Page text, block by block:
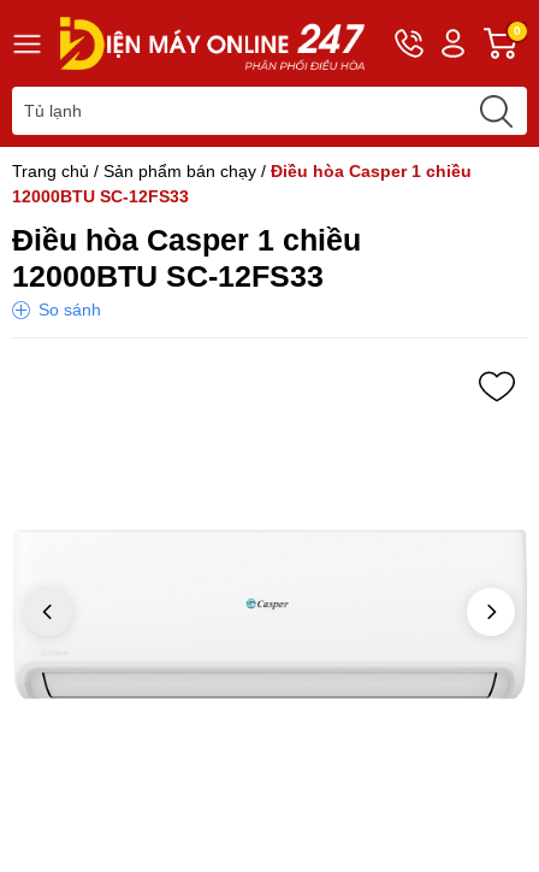
Hotline
0243
Tài
khoản
Khách
0
Trang chủ / Sản phẩm bán chạy / Điều hòa Casper 1 chiều
12000BTU SC-12FS33
Điều hòa Casper 1 chiều
12000BTU SC-12FS33
So sánh